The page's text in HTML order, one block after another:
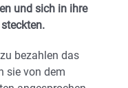
und sich in ihre
bezahlen das
sie von dem